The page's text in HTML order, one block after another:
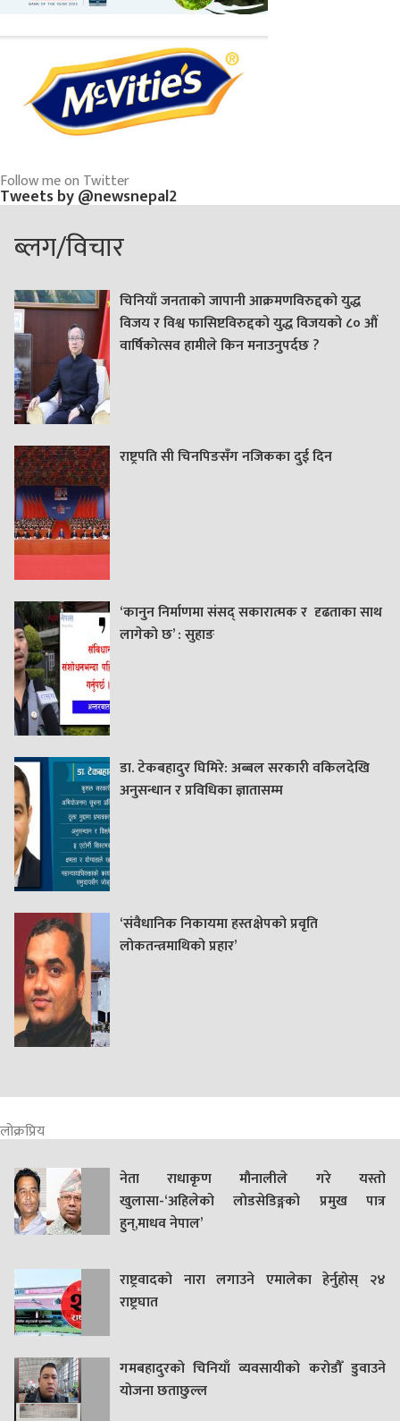
Follow me on Twitter
Tweets by @newsnepal2
ब्लग/विचार
चिनियाँ जनताको जापानी आक्रमणविरुद्दको युद्ध
विजय र विश्व फासिष्टविरुद्दको युद्ध विजयको ८० औं
वार्षिकोत्सव हामीले किन मनाउनुपर्दछ ?
राष्ट्रपति सी चिनपिङसँग नजिकका दुई दिन
‘कानुन निर्माणमा संसद् सकारात्मक र दृढताका साथ
लागेको छ’ : सुहाङ
डा. टेकबहादुर घिमिरे: अब्बल सरकारी वकिलदेखि
अनुसन्धान र प्रविधिका ज्ञातासम्म
‘संवैधानिक निकायमा हस्तक्षेपको प्रवृति
लोकतन्त्रमाथिको प्रहार’
लोक्रप्रिय
नेता राधाकृण मौनालीले गरे यस्तो
खुलासा-‘अहिलेको लोडसेडिङ्गको प्रमुख पात्र
हुन्,माधव नेपाल’
राष्ट्रवादको नारा लगाउने एमालेका हेर्नुहोस् २४
राष्ट्रघात
गमबहादुरकाे चिनियाँ व्यवसायीको करोडौँ डुवाउने
याेजना छताछुल्ल